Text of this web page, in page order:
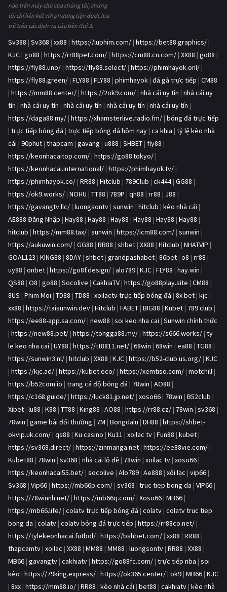
nào trên máy chủ của chúng tôi, chúng
tôi chỉ liên kết với phương tiện được lưu
trữ trên các dịch vụ của bên thứ 3.
Sv388 | Sv368 | xx88 | https://luphim.com/ | https://bet88.graphics/ |
KJC | go88 | https://rr88pet.com/ | https://cm88.cn.com/ | XX88 | go88 |
https://fly88.uno/ | https://fly88.select/ | https://phimhayok.onl/ |
https://fly88.green/ | FLY88 | FLY88 | phimhayok | đá gà trực tiếp | CM88
| https://mm88.center/ | https://2ok9.com/ | nhà cái uy tín | nhà cái uy
tín | nhà cái uy tín | nhà cái uy tín | nhà cái uy tín | nhà cái uy tín |
https://daga88.my/ | https://xhamsterlive.radio.fm/ | bóng đá trực tiếp
| trực tiếp bóng đá | trực tiếp bóng đá hôm nay | ca khia | tỷ lệ kèo nhà
cái | 90phut | thapcam | gavang | u888 | SHBET | fly88 |
https://keonhacaitop.com/ | https://go88.tokyo/ |
https://keonhacai.international/ | https://phimhayok.tv/ |
https://phimhayok.co/ | RR88 | Hitclub | 789Club | ck444| GG88 |
https://ok9.works/ | NOHU | TT88 | 789P | qh88 | rr88 | J88 |
https://gavangtv.llc/ | luongsontv | sunwin | hitclub | kèo nhà cái |
AE888 Đăng Nhập | Hay88 | Hay88 | Hay88 | Hay88 | Hay88 | Hay88 |
hitclub | https://mm88.tax/ | sunwin | https://icm88.com/ | sunwin |
https://aukuwin.com/ | GG88 | RR88 | shbet | XX88 | Hitclub | NHATVIP |
GOAL123 | KING88 | 8DAY | shbet | grandpashabet | 86bet | o8 | rr88 |
uy88 | onbet | https://go8f.design/ | alo789 | KJC | FLY88 | hay.win |
QS88 | O8 | go88 | Socolive | CakhiaTV | https://go88play.site | CM88 |
8US | Phim Moi | TD88 | TD88 | xoilactv trực tiếp bóng đá | 8x bet | kjc |
xx88 | https://taisunwin.dev | Hitclub | FABET | BIG88 | Kubet | 789 club |
https://ee88-app.sa.com/ | new88 | soi keo nha cai | Sunwin chính thức
| https://new88.pet/ | https://tongga88.my/ | https://s666.works/ | ty
le keo nha cai | UY88 | https://tt8811.net/ | 68win | 68win | ea88 | TG88 |
https://sunwin3.nl/ | hitclub | XX88 | KJC | https://b52-club.us.org/ | KJC
| https://kjc.ad/ | https://kubet.eco/ | https://xemtiso.com/ | motchill |
https://b52com.io | trang cá độ bóng đá | 78win | AO88 |
https://c168.guide/ | https://luck81.jp.net/ | xoso66 | 78win | B52club |
Xibet | lu88 | K88 | TT88 | King88 | AO88 | https://rr88.cz/ | 78win | sv368 |
78win | game bài đổi thưởng | 7M | Bongdalu | DH88 | https://shbet-
okvip.uk.com/ | qs88 | Ku casino | Ku11 | xoilac tv | Fun88 | kubet |
https://sv368.direct/ | https://zinmanga.net | https://ee88vie.com/ |
Kubet88 | 78win | sv368 | nhà cái lô đề | 78win | xoilac tv | xoso66 |
https://keonhacai55.bet/ | socolive | Alo789 | Ae888 | xôi lạc | vip66 |
Sv368 | Vip66 | https://mb66p.com/ | sv368 | truc tiep bong da | VIP66 |
https://78winnh.net/ | https://mb66q.com/ | Xoso66 | MB66 |
https://mb66.life/ | colatv trực tiếp bóng đá | colatv | colatv truc tiep
bong da | colatv | colatv bóng đá trực tiếp | https://rr88co.net/ |
https://tylekeonhacai.futbol/ | https://bshbet.com/ | xx88 | RR88 |
thapcamtv | xoilac | XX88 | MM88 | MM88 | luongsontv | RR88 | XX88 |
MB66 | gavangtv | cakhiatv | https://go88fc.com/ | trực tiếp nba | soi
kèo | https://79king.express/ | https://ok365.center/ | ok9 | MB66 | KJC
| 8xx | https://mm88.io/ | RR88 | kèo nhà cái | bet88 | cakhiatv | kèo nhà